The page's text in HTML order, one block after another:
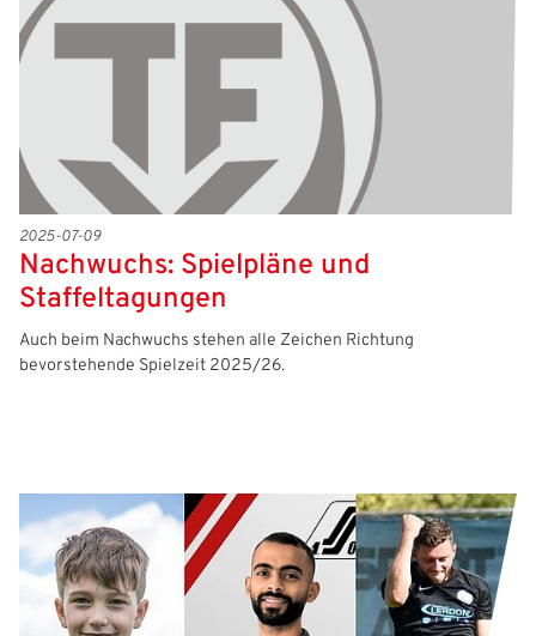
2025-07-09
Nachwuchs: Spielpläne und
Staffeltagungen
Auch beim Nachwuchs stehen alle Zeichen Richtung
bevorstehende Spielzeit 2025/26.